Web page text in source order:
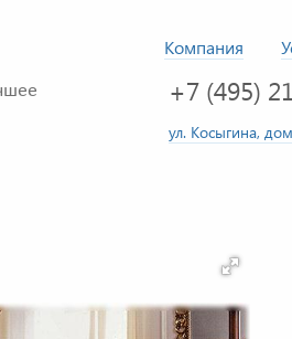
Компания
+7 (495)
ул. Косыгина,